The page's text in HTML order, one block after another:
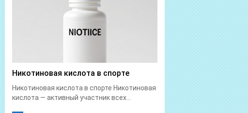
Никотиновая кислота в спорте
Никотиновая кислота в спорте Никотиновая
кислота — активный участник всех...